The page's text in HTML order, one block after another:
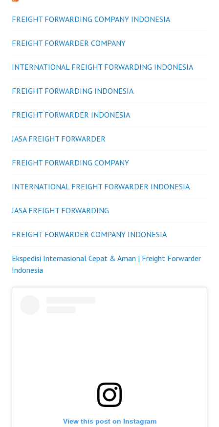
FREIGHT FORWARDING COMPANY INDONESIA
FREIGHT FORWARDER COMPANY
INTERNATIONAL FREIGHT FORWARDING INDONESIA
FREIGHT FORWARDING INDONESIA
FREIGHT FORWARDER INDONESIA
JASA FREIGHT FORWARDER
FREIGHT FORWARDING COMPANY
INTERNATIONAL FREIGHT FORWARDER INDONESIA
JASA FREIGHT FORWARDING
FREIGHT FORWARDER COMPANY INDONESIA
Ekspedisi Internasional Cepat & Aman | Freight Forwarder
Indonesia
View this post on Instagram